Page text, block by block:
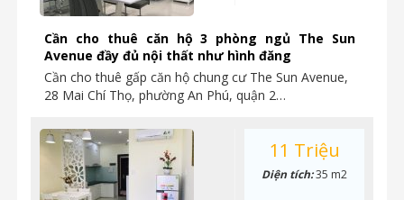
Cần cho thuê căn hộ 3 phòng ngủ The Sun
Avenue đầy đủ nội thất như hình đăng
Cần cho thuê gấp căn hộ chung cư The Sun Avenue,
28 Mai Chí Thọ, phường An Phú, quận 2…
11 Triệu
Diện tích:35 m2